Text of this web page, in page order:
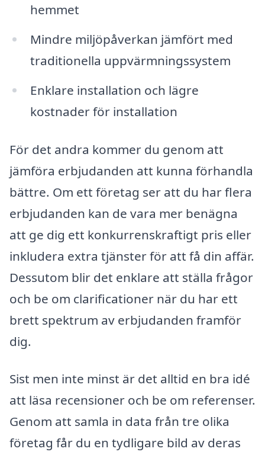
hemmet
Mindre miljöpåverkan jämfört med
traditionella uppvärmningssystem
Enklare installation och lägre
kostnader för installation
För det andra kommer du genom att
jämföra erbjudanden att kunna förhandla
bättre. Om ett företag ser att du har flera
erbjudanden kan de vara mer benägna
att ge dig ett konkurrenskraftigt pris eller
inkludera extra tjänster för att få din affär.
Dessutom blir det enklare att ställa frågor
och be om clarificationer när du har ett
brett spektrum av erbjudanden framför
dig.
Sist men inte minst är det alltid en bra idé
att läsa recensioner och be om referenser.
Genom att samla in data från tre olika
företag får du en tydligare bild av deras